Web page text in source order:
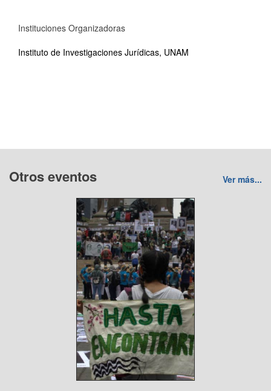
Instituciones Organizadoras
Instituto de Investigaciones Jurídicas, UNAM
Otros eventos Ver más...